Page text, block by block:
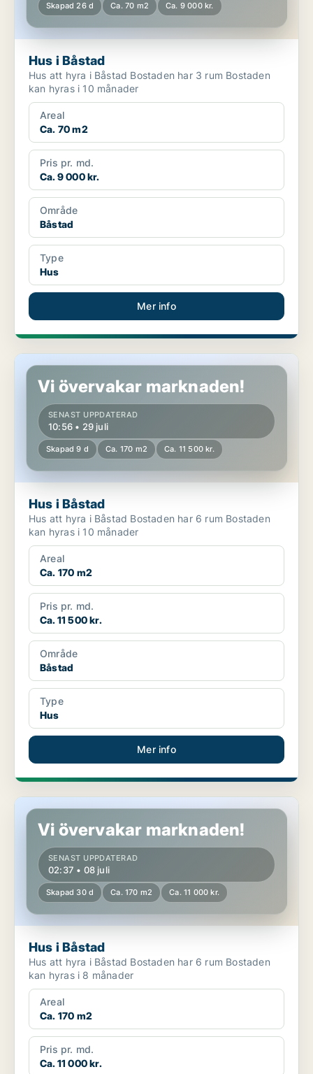
Skapad 26 d Ca. 70 m2 Ca. 9 000 kr.
Hus i Båstad
Hus att hyra i Båstad Bostaden har 3 rum Bostaden
kan hyras i 10 månader
Areal
Ca. 70 m2
Pris pr. md.
Ca. 9 000 kr.
Område
Båstad
Type
Hus
Mer info
Hus i Båstad
Vi övervakar marknaden!
SENAST UPPDATERAD
10:56 • 29 juli
Skapad 9 d Ca. 170 m2 Ca. 11 500 kr.
Hus i Båstad
Hus att hyra i Båstad Bostaden har 6 rum Bostaden
kan hyras i 10 månader
Areal
Ca. 170 m2
Pris pr. md.
Ca. 11 500 kr.
Område
Båstad
Type
Hus
Mer info
Hus i Båstad
Vi övervakar marknaden!
SENAST UPPDATERAD
02:37 • 08 juli
Skapad 30 d Ca. 170 m2 Ca. 11 000 kr.
Hus i Båstad
Hus att hyra i Båstad Bostaden har 6 rum Bostaden
kan hyras i 8 månader
Areal
Ca. 170 m2
Pris pr. md.
Ca. 11 000 kr.